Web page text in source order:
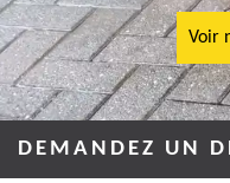
Voir
DEMANDEZ UN